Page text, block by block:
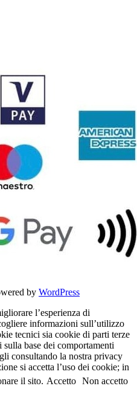
by WordPress
l’esperienza di
informazioni sull’utilizzo
tecnici sia cookie di parti terze
base dei comportamenti
consultando la nostra privacy
si accetta l’uso dei cookie; in
il sito. Accetto Non accetto